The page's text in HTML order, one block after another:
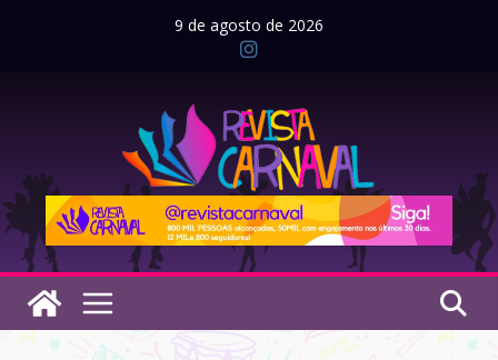
9 de agosto de 2026